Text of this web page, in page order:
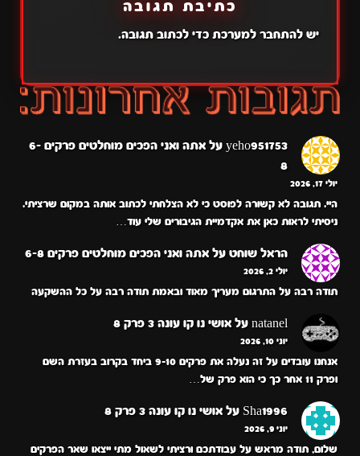
כתיבת תגובה
יש להתחבר למערכתכדי לכתוב תגובה.
yeho951753 על
אתה ואני הפכים מוחלטים פרקים 6-
8
יולי 17, 2026
היי. תגובה לא קשורה לפוסט כי לא הצלחתי לכתוב אותה במקום שרציתי.
ניסיתי לראות כאן את אקדמיית הגיבורים שלי עוד…
הראל שוחט על אתה ואני הפכים מוחלטים פרקים 6-8
יולי 2, 2026
תודה רבה על התרגום מעריך מאוד ובאמת תודה רבה על כל ההשקעה
natanel על אושי נו קו עונה 3 פרק 8
יוני 10, 2026
אנחנו עובדים על זה נעלה את פרקים 9-10 ביחד בקרוב בעזרת השם
ופרק 11 אחר כך כי הוא פרק של…
Sha1996 על אושי נו קו עונה 3 פרק 8
יוני 9, 2026
שלום, תודה מראש על עבודתכם ורציתי לשאול מתי ייצאו שאר הפרקים